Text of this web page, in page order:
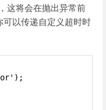
这将会在抛出异常前
以传递自定义超时时